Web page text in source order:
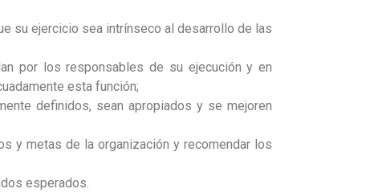
su ejercicio sea intrínseco al desarrollo de las
por los responsables de su ejecución y en
esta función;
definidos, sean apropiados y se mejoren
y metas de la organización y recomendar los
esperados.